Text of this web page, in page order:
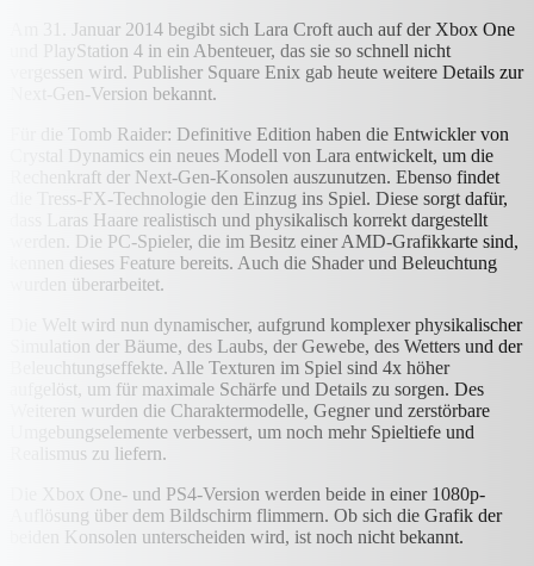
Am 31. Januar 2014 begibt sich Lara Croft auch auf der Xbox One
und PlayStation 4 in ein Abenteuer, das sie so schnell nicht
vergessen wird. Publisher Square Enix gab heute weitere Details zur
Next-Gen-Version bekannt.
Für die Tomb Raider: Definitive Edition haben die Entwickler von
Crystal Dynamics ein neues Modell von Lara entwickelt, um die
Rechenkraft der Next-Gen-Konsolen auszunutzen. Ebenso findet
die Tress-FX-Technologie den Einzug ins Spiel. Diese sorgt dafür,
dass Laras Haare realistisch und physikalisch korrekt dargestellt
werden. Die PC-Spieler, die im Besitz einer AMD-Grafikkarte sind,
kennen dieses Feature bereits. Auch die Shader und Beleuchtung
wurden überarbeitet.
Die Welt wird nun dynamischer, aufgrund komplexer physikalischer
Simulation der Bäume, des Laubs, der Gewebe, des Wetters und der
Beleuchtungseffekte. Alle Texturen im Spiel sind 4x höher
aufgelöst, um für maximale Schärfe und Details zu sorgen. Des
Weiteren wurden die Charaktermodelle, Gegner und zerstörbare
Umgebungselemente verbessert, um noch mehr Spieltiefe und
Realismus zu liefern.
Die Xbox One- und PS4-Version werden beide in einer 1080p-
Auflösung über dem Bildschirm flimmern. Ob sich die Grafik der
beiden Konsolen unterscheiden wird, ist noch nicht bekannt.